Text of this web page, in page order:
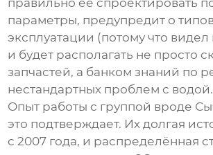
правильно её спроектировать
параметры, предупредит о
эксплуатации (потому что видел
и будет располагать не просто
запчастей, а банком знаний по
нестандартных проблем с водой.
Опыт работы с группой вроде
это подтверждает. Их долгая
с 2007 года, и распределённая